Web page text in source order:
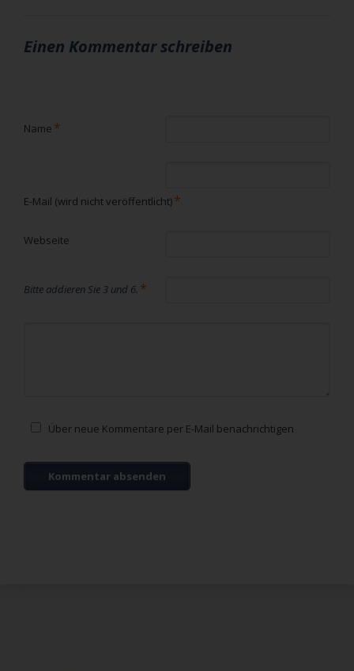
Einen Kommentar schreiben
Pflichtfeld
Name *
Pflichtfeld
E-Mail (wird nicht veröffentlicht)*
Webseite
Bitte addieren Sie 3 und 6. *
Über neue Kommentare per E-Mail benachrichtigen